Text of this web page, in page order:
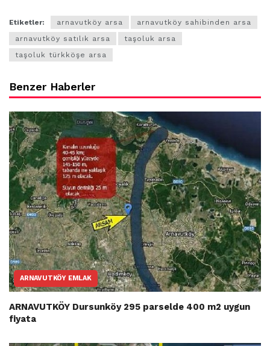
Etiketler: arnavutköy arsa
arnavutköy sahibinden arsa
arnavutköy satılık arsa
taşoluk arsa
taşoluk türkköşe arsa
Benzer Haberler
ARNAVUTKÖY EMLAK
ARNAVUTKÖY Dursunköy 295 parselde 400 m2 uygun
fiyata